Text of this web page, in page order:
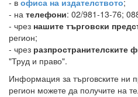
- в офиса на издателството;
- на телефони: 02/981-13-76;
- чрез нашите търговски
регион;
- чрез разпространителските
"Труд и право".
Информация за търговските ни
регион можете да получите на